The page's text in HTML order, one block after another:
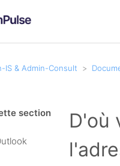
IS & Admin-Consult
section
D'où